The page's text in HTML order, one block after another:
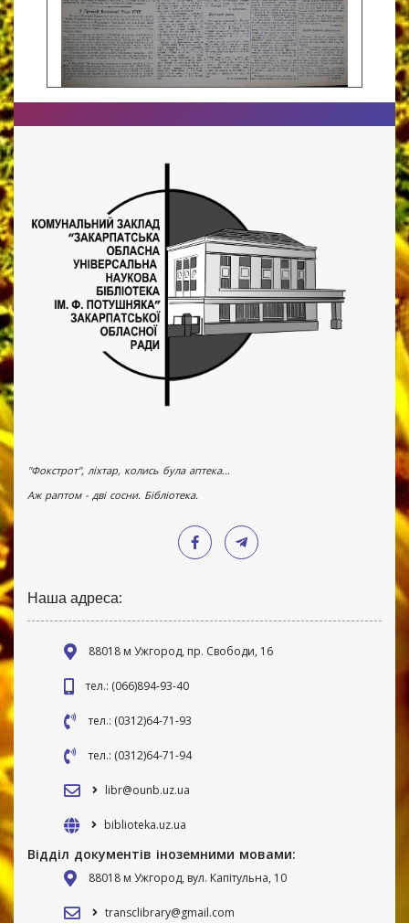
"Фокстрот", ліхтар, колись була аптека...
Аж раптом - дві сосни. Бібліотека.
Наша адреса:
88018 м Ужгород, пр. Свободи, 16
тел.: (066)894-93-40
тел.: (0312)64-71-93
тел.: (0312)64-71-94
libr@ounb.uz.ua
biblioteka.uz.ua
Відділ документів іноземними мовами:
88018 м Ужгород, вул. Капітульна, 10
transclibrary@gmail.com